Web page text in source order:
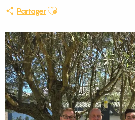
PartagerAjouter aux favoris